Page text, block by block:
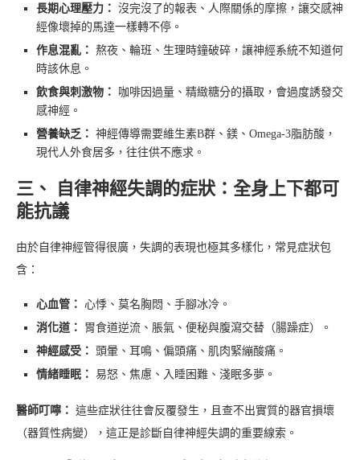
長期心理壓力： 沒完沒了的報表、人際關係的摩擦，讓交感神
經像壞掉的馬達一樣轉不停。
作息混亂： 熬夜、輪班、生理時鐘破碎，讓神經系統不知道何
時該休息。
飲食與刺激物：
咖啡因過量、精緻糖分的攝取，會過度誘發交
感神經。
營養缺乏： 神經傳導需要維生素B群、鎂、Omega-3脂肪酸，
現代人外食居多，往往供不應求。
三、 自律神經失調的症狀：全身上下都可
能抗議
由於自律神經管得很廣，失調的表現也極其多樣化，常見症狀包
含：
心血管： 心悸、莫名胸悶、手腳冰冷。
消化道：
胃食道逆流、脹氣、便秘與腹瀉交替（腸躁症）。
神經感受：
頭暈、耳鳴、偏頭痛、肌肉緊繃酸痛。
情緒睡眠： 易怒、焦慮、入睡困難、淺眠多夢。
醫師叮嚀： 這些症狀往往會反覆發生，且查不出實質的器官損壞
（器質性病變），這正是診斷自律神經失調的重要線索。